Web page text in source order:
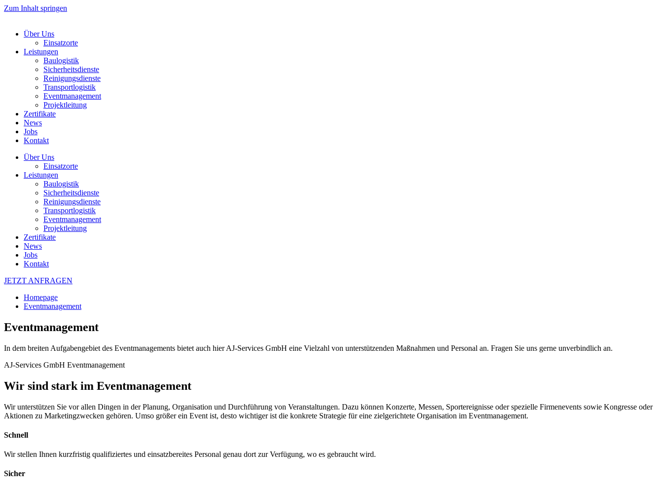
Zum Inhalt springen
Über Uns
Einsatzorte
Leistungen
Baulogistik
Sicherheitsdienste
Reinigungsdienste
Transportlogistik
Eventmanagement
Projektleitung
Zertifikate
News
Jobs
Kontakt
Über Uns
Einsatzorte
Leistungen
Baulogistik
Sicherheitsdienste
Reinigungsdienste
Transportlogistik
Eventmanagement
Projektleitung
Zertifikate
News
Jobs
Kontakt
JETZT ANFRAGEN
Homepage
Eventmanagement
Eventmanagement
In dem breiten Aufgabengebiet des Eventmanagements bietet auch hier AJ-Services GmbH eine Vielzahl von unterstützenden Maßnahmen und Personal an. Fragen Sie uns gerne unverbindlich an.
AJ-Services GmbH Eventmanagement
Wir sind stark im Eventmanagement
Wir unterstützen Sie vor allen Dingen in der Planung, Organisation und Durchführung von Veranstaltungen. Dazu können Konzerte, Messen, Sportereignisse oder spezielle Firmenevents sowie Kongresse oder
Aktionen zu Marketingzwecken gehören. Umso größer ein Event ist, desto wichtiger ist die konkrete Strategie für eine zielgerichtete Organisation im Eventmanagement.
Schnell
Wir stellen Ihnen kurzfristig qualifiziertes und einsatzbereites Personal genau dort zur Verfügung, wo es gebraucht wird.
Sicher